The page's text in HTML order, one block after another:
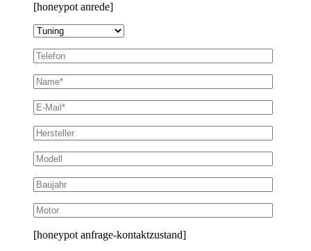
[honeypot anrede]
[honeypot anfrage-kontaktzustand]